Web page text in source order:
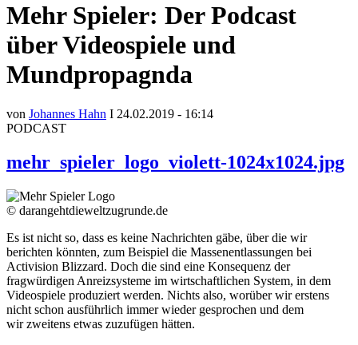
Mehr Spieler: Der Podcast
über Videospiele und
Mundpropagnda
von Johannes Hahn I 24.02.2019 - 16:14
PODCAST
mehr_spieler_logo_violett-1024x1024.jpg
© darangehtdieweltzugrunde.de
Es ist nicht so, dass es keine Nachrichten gäbe, über die wir
berichten könnten, zum Beispiel die Massenentlassungen bei
Activision Blizzard. Doch die sind eine Konsequenz der
fragwürdigen Anreizsysteme im wirtschaftlichen System, in dem
Videospiele produziert werden. Nichts also, worüber wir erstens
nicht schon ausführlich immer wieder gesprochen und dem
wir zweitens etwas zuzufügen hätten.